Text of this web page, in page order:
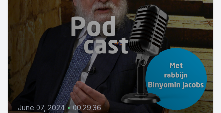
June 07, 2024 • 00:29:36